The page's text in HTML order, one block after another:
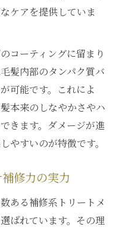
ケアを提供していま
コーティングに留まり
髪内部のタンパク質バ
可能です。これによ
本来のしなやかさやハ
きます。ダメージが進
やすいのが特徴です。
修力の実力
ある補修系トリートメ
ばれています。その理